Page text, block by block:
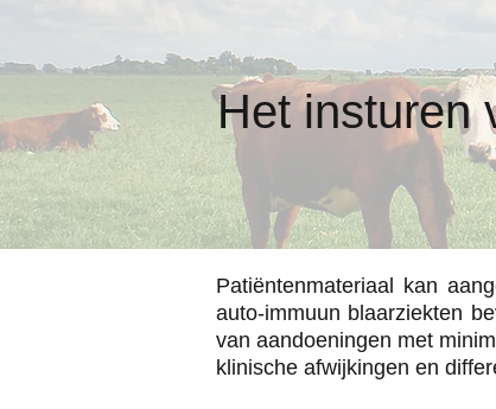
Het insturen
Patiëntenmateriaal kan
auto-immuun blaarziekten
van aandoeningen met
klinische afwijkingen en